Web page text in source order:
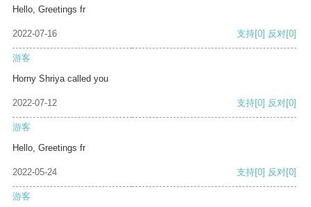
Hello, Greetings fr
2022-07-16 支持[0] 反对[0]
游客
Horny Shriya called you
2022-07-12 支持[0] 反对[0]
游客
Hello, Greetings fr
2022-05-24 支持[0] 反对[0]
游客